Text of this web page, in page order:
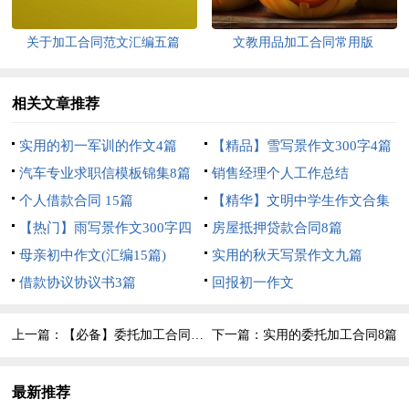
关于加工合同范文汇编五篇 文教用品加工合同常用版
相关文章推荐
实用的初一军训的作文4篇
【精品】雪写景作文300字4篇
汽车专业求职信模板锦集8篇
销售经理个人工作总结
个人借款合同 15篇
【精华】文明中学生作文合集
七篇
【热门】雨写景作文300字四
篇
房屋抵押贷款合同8篇
母亲初中作文(汇编15篇)
实用的秋天写景作文九篇
借款协议协议书3篇
回报初一作文
上一篇： 【必备】委托加工合同三篇 下一篇： 实用的委托加工合同8篇
最新推荐